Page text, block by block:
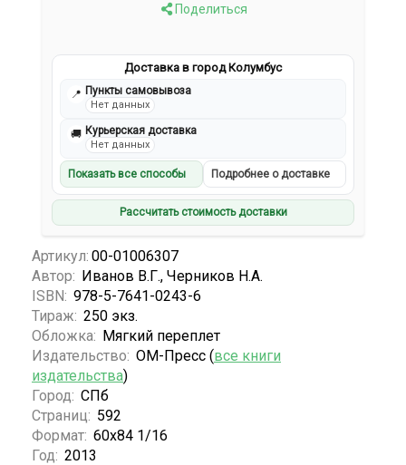
Поделиться
Доставка в город Колумбус
📍 Пункты самовывоза
Нет данных
🚚 Курьерская доставка
Нет данных
Показать все способы Подробнее о доставке
Рассчитать стоимость доставки
Артикул: 00-01006307
Автор: Иванов В.Г., Черников Н.А.
ISBN: 978-5-7641-0243-6
Тираж: 250 экз.
Обложка: Мягкий переплет
Издательство: ОМ-Пресс (все книги
издательства)
Город: СПб
Страниц: 592
Формат: 60х84 1/16
Год: 2013